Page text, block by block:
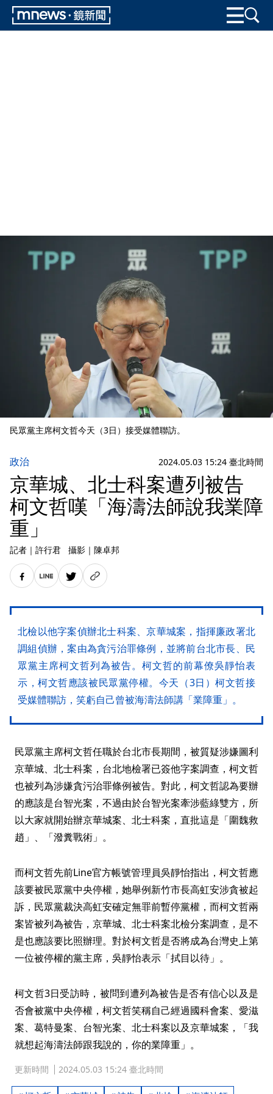
民眾黨主席柯文哲今天（3日）接受媒體聯訪。
政治 2024.05.03 15:24 臺北時間
京華城、北士科案遭列被告
柯文哲嘆「海濤法師說我業障
重」
記者 ｜ 許行君 攝影 ｜ 陳卓邦
北檢以他字案偵辦北士科案、京華城案，指揮廉政署北
調組偵辦，案由為貪污治罪條例，並將前台北市長、民
眾黨主席柯文哲列為被告。柯文哲的前幕僚吳靜怡表
示，柯文哲應該被民眾黨停權。今天（3日）柯文哲接
受媒體聯訪，笑虧自己曾被海濤法師講「業障重」。
民眾黨主席柯文哲任職於台北市長期間，被質疑涉嫌圖利
京華城、北士科案，台北地檢署已簽他字案調查，柯文哲
也被列為涉嫌貪污治罪條例被告。對此，柯文哲認為要辦
的應該是台智光案，不過由於台智光案牽涉藍綠雙方，所
以大家就開始辦京華城案、北士科案，直批這是「圍魏救
趙」、「潑糞戰術」。
而柯文哲先前Line官方帳號管理員吳靜怡指出，柯文哲應
該要被民眾黨中央停權，她舉例新竹市長高虹安涉貪被起
訴，民眾黨裁決高虹安確定無罪前暫停黨權，而柯文哲兩
案皆被列為被告，京華城、北士科案北檢分案調查，是不
是也應該要比照辦理。對於柯文哲是否將成為台灣史上第
一位被停權的黨主席，吳靜怡表示「拭目以待」。
柯文哲3日受訪時，被問到遭列為被告是否有信心以及是
否會被黨中央停權，柯文哲笑稱自己經過國科會案、愛滋
案、葛特曼案、台智光案、北士科案以及京華城案，「我
就想起海濤法師跟我說的，你的業障重」。
更新時間 2024.05.03 15:24 臺北時間